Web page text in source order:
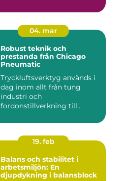
04. mar
Robust teknik och
prestanda från Chicago
Pneumatic
Tryckluftsverktyg används i
dag inom allt från tung
industri och
fordonstillverkning till...
19. feb
Balans och stabilitet i
arbetsmiljön: En
djupdykning i balansblock